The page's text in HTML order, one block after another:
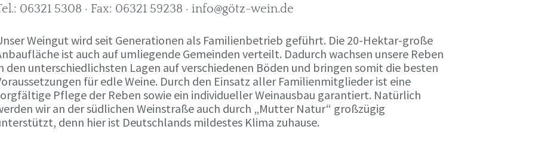
06321 5308 · Fax: 06321 59238 · info@götz-wein.de
Weingut wird seit Generationen als Familienbetrieb geführt. Die 20-Hektar-große
ist auch auf umliegende Gemeinden verteilt. Dadurch wachsen unsere Reben
den unterschiedlichsten Lagen auf verschiedenen Böden und bringen somit die besten
für edle Weine. Durch den Einsatz aller Familienmitglieder ist eine
Pflege der Reben sowie ein individueller Weinausbau garantiert. Natürlich
wir an der südlichen Weinstraße auch durch „Mutter Natur“ großzügig
denn hier ist Deutschlands mildestes Klima zuhause.